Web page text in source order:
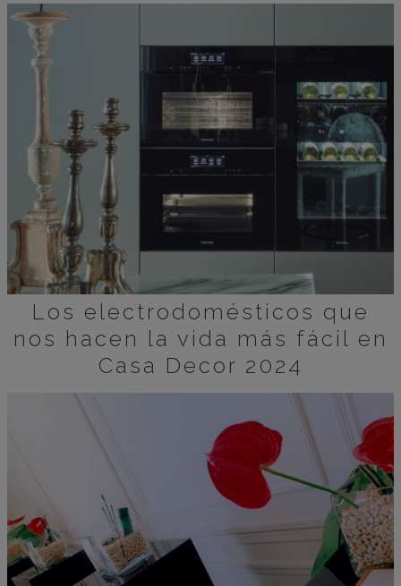
Los electrodomésticos que
nos hacen la vida más fácil en
Casa Decor 2024